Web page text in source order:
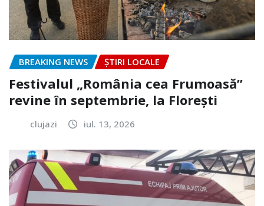
BREAKING NEWS ȘTIRI LOCALE
Festivalul „România cea Frumoasă”
revine în septembrie, la Florești
clujazi iul. 13, 2026